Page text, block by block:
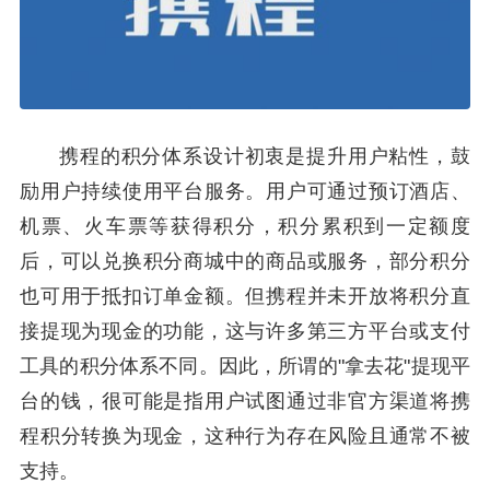
携程的积分体系设计初衷是提升用户粘性，鼓
励用户持续使用平台服务。用户可通过预订酒店、
机票、火车票等获得积分，积分累积到一定额度
后，可以兑换积分商城中的商品或服务，部分积分
也可用于抵扣订单金额。但携程并未开放将积分直
接提现为现金的功能，这与许多第三方平台或支付
工具的积分体系不同。因此，所谓的"拿去花"提现平
台的钱，很可能是指用户试图通过非官方渠道将携
程积分转换为现金，这种行为存在风险且通常不被
支持。